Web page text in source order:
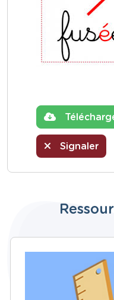
Signaler